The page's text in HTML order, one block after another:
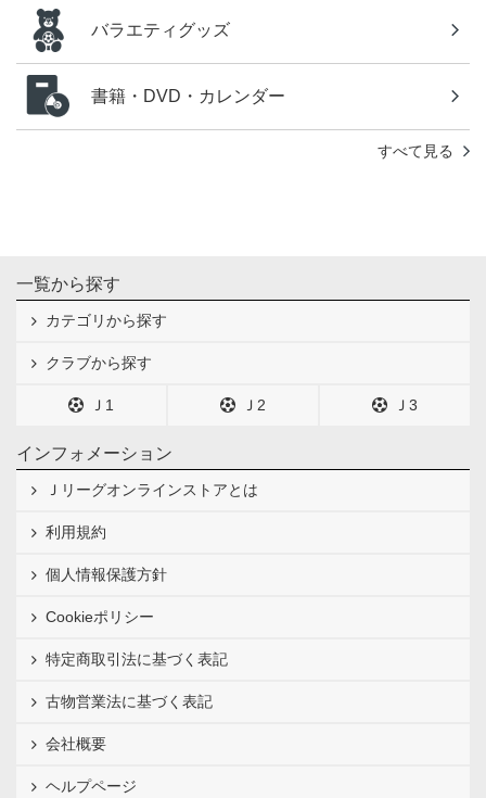
バラエティグッズ
書籍・DVD・カレンダー
すべて見る
一覧から探す
カテゴリから探す
クラブから探す
Ｊ1 Ｊ2 Ｊ3
インフォメーション
Ｊリーグオンラインストアとは
利用規約
個人情報保護方針
Cookieポリシー
特定商取引法に基づく表記
古物営業法に基づく表記
会社概要
ヘルプページ